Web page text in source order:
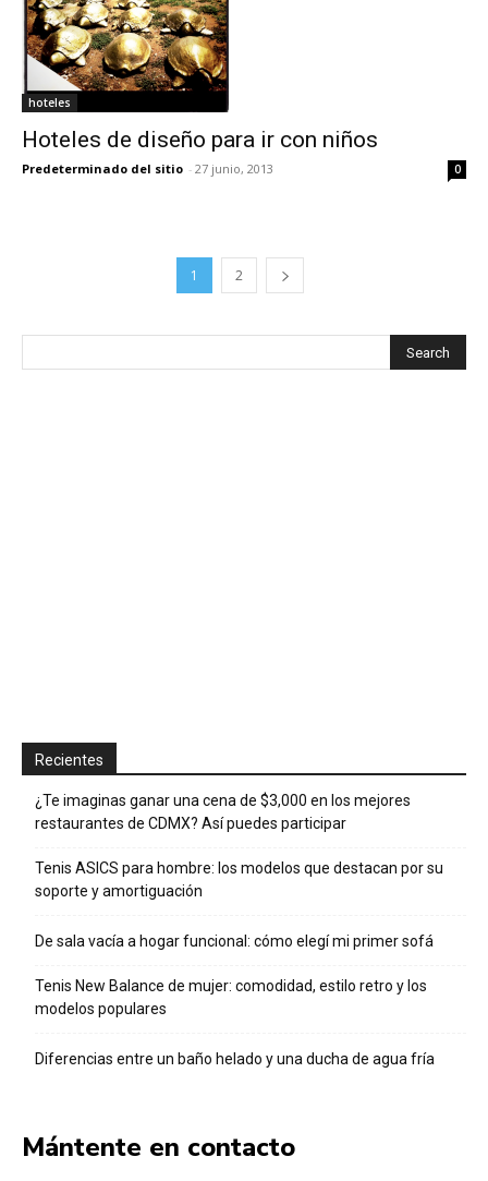
hoteles
Hoteles de diseño para ir con niños
Predeterminado del sitio - 27 junio, 2013 0
1 2
Recientes
¿Te imaginas ganar una cena de $3,000 en los mejores
restaurantes de CDMX? Así puedes participar
Tenis ASICS para hombre: los modelos que destacan por su
soporte y amortiguación
De sala vacía a hogar funcional: cómo elegí mi primer sofá
Tenis New Balance de mujer: comodidad, estilo retro y los
modelos populares
Diferencias entre un baño helado y una ducha de agua fría
Mántente en contacto